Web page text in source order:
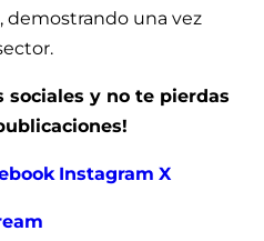
demostrando una vez
sociales y no te pierdas
Instagram X